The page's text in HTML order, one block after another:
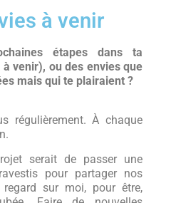
à venir
étapes dans ta
venir), ou des envies que
mais qui te plairaient ?
régulièrement. À chaque
serait de passer une
pour partager nos
regard sur moi, pour être,